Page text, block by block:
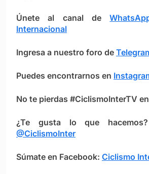
Únete al canal de
Internacional
Ingresa a nuestro foro de
Puedes encontrarnos en
No te pierdas #CiclismoInterTV en
¿Te gusta lo que
@CiclismoInter
Súmate en Facebook: Ciclismo